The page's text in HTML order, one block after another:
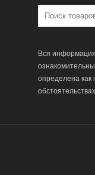
Вся
определена как